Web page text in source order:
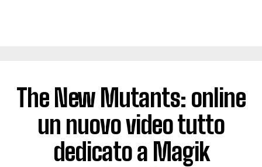
The New Mutants: online
un nuovo video tutto
dedicato a Magik